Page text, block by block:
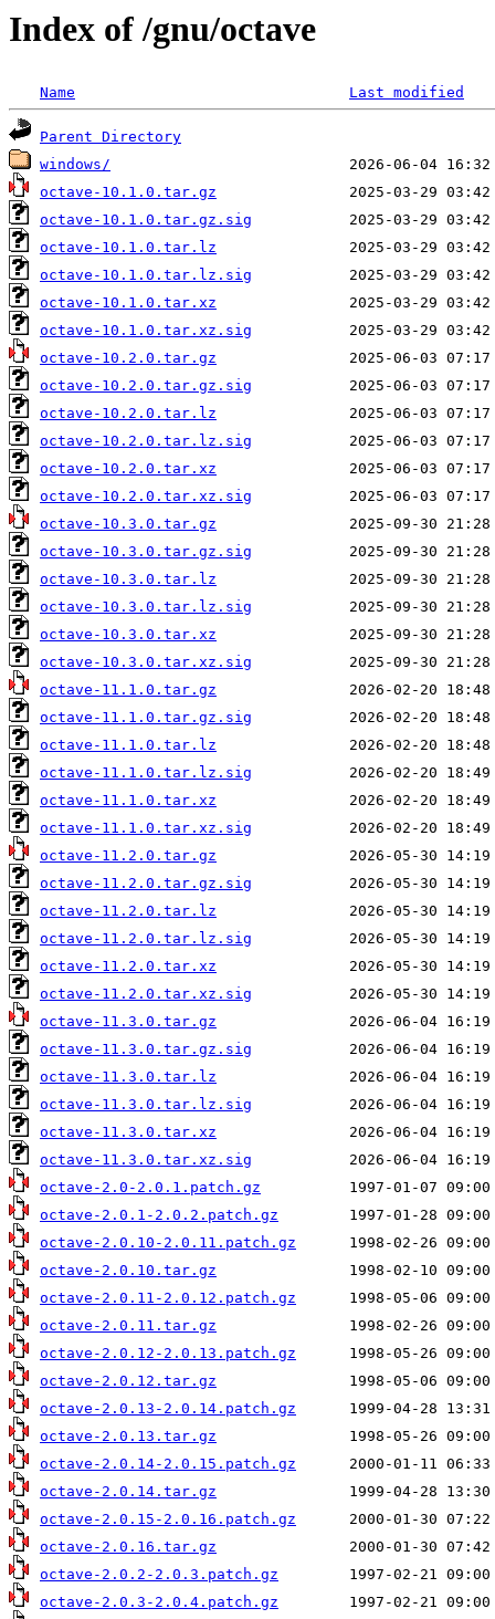
Index of /gnu/octave
Name Last modified
Parent Directory
windows/
octave-10.1.0.tar.gz
octave-10.1.0.tar.gz.sig
octave-10.1.0.tar.lz
octave-10.1.0.tar.lz.sig
octave-10.1.0.tar.xz
octave-10.1.0.tar.xz.sig
octave-10.2.0.tar.gz
octave-10.2.0.tar.gz.sig
octave-10.2.0.tar.lz
octave-10.2.0.tar.lz.sig
octave-10.2.0.tar.xz
octave-10.2.0.tar.xz.sig
octave-10.3.0.tar.gz
octave-10.3.0.tar.gz.sig
octave-10.3.0.tar.lz
octave-10.3.0.tar.lz.sig
octave-10.3.0.tar.xz
octave-10.3.0.tar.xz.sig
octave-11.1.0.tar.gz
octave-11.1.0.tar.gz.sig
octave-11.1.0.tar.lz
octave-11.1.0.tar.lz.sig
octave-11.1.0.tar.xz
octave-11.1.0.tar.xz.sig
octave-11.2.0.tar.gz
octave-11.2.0.tar.gz.sig
octave-11.2.0.tar.lz
octave-11.2.0.tar.lz.sig
octave-11.2.0.tar.xz
octave-11.2.0.tar.xz.sig
octave-11.3.0.tar.gz
octave-11.3.0.tar.gz.sig
octave-11.3.0.tar.lz
octave-11.3.0.tar.lz.sig
octave-11.3.0.tar.xz
octave-11.3.0.tar.xz.sig
octave-2.0-2.0.1.patch.gz
octave-2.0.1-2.0.2.patch.gz
octave-2.0.10-2.0.11.patch.gz
octave-2.0.10.tar.gz
octave-2.0.11-2.0.12.patch.gz
octave-2.0.11.tar.gz
octave-2.0.12-2.0.13.patch.gz
octave-2.0.12.tar.gz
octave-2.0.13-2.0.14.patch.gz
octave-2.0.13.tar.gz
octave-2.0.14-2.0.15.patch.gz
octave-2.0.14.tar.gz
octave-2.0.15-2.0.16.patch.gz
octave-2.0.16.tar.gz
octave-2.0.2-2.0.3.patch.gz
octave-2.0.3-2.0.4.patch.gz